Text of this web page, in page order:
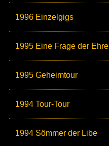
1996 Einzelgigs
1995 Eine Frage der Ehre
1995 Geheimtour
1994 Tour-Tour
1994 Sömmer der Libe